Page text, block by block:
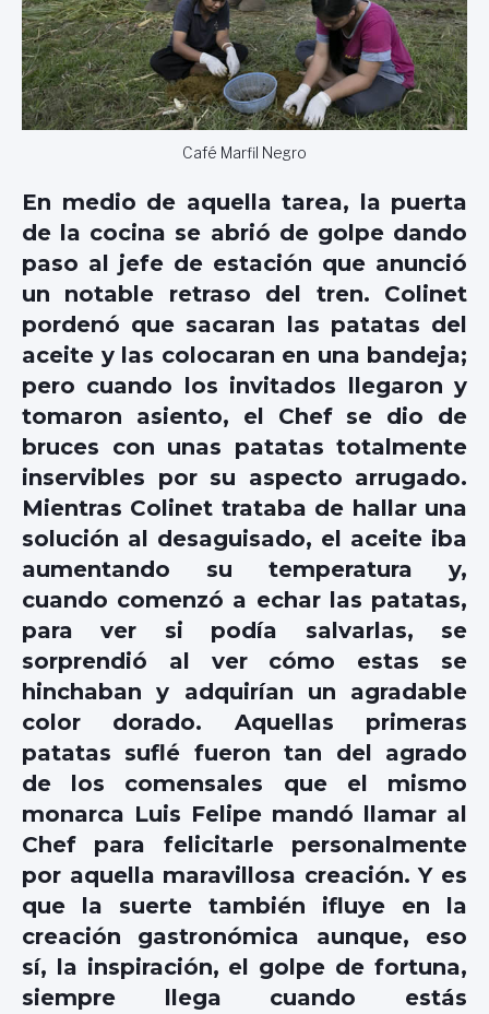
Café Marfil Negro
En medio de aquella tarea, la puerta
de la cocina se abrió de golpe dando
paso al jefe de estación que anunció
un notable retraso del tren. Colinet
pordenó que sacaran las patatas del
aceite y las colocaran en una bandeja;
pero cuando los invitados llegaron y
tomaron asiento, el Chef se dio de
bruces con unas patatas totalmente
inservibles por su aspecto arrugado.
Mientras Colinet trataba de hallar una
solución al desaguisado, el aceite iba
aumentando su temperatura y,
cuando comenzó a echar las patatas,
para ver si podía salvarlas, se
sorprendió al ver cómo estas se
hinchaban y adquirían un agradable
color dorado. Aquellas primeras
patatas suflé fueron tan del agrado
de los comensales que el mismo
monarca Luis Felipe mandó llamar al
Chef para felicitarle personalmente
por aquella maravillosa creación. Y es
que la suerte también ifluye en la
creación gastronómica aunque, eso
sí, la inspiración, el golpe de fortuna,
siempre llega cuando estás